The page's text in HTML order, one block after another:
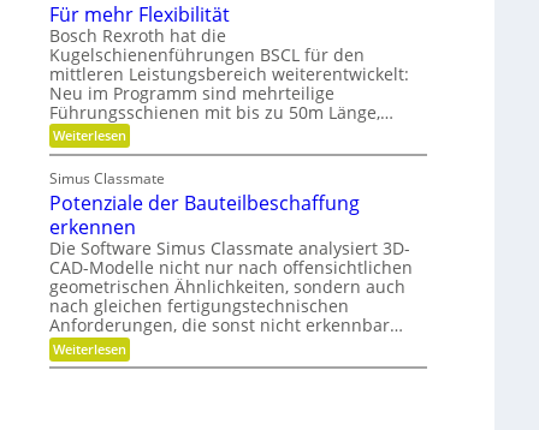
f
e
r
a
n
t
w
o
r
t
u
n
z
i
g
e
S
t
i
f
t
n
g
g
e
g
r
ü
n
d
e
t
e
x
i
b
l
e
P
l
a
e
t
e
n
g
e
t
r
i
e
b
e
Für mehr Flexibilität
Bosch Rexroth hat die
Kugelschienenführungen BSCL für den
mittleren Leistungsbereich weiterentwickelt:
Neu im Programm sind mehrteilige
Führungsschienen mit bis zu 50m Länge,…
Weiterlesen:
F
r
m
h
r
F
l
e
x
i
b
i
Simus Classmate
Potenziale der Bauteilbeschaffung
erkennen
Die Software Simus Classmate analysiert 3D-
CAD-Modelle nicht nur nach offensichtlichen
geometrischen Ähnlichkeiten, sondern auch
nach gleichen fertigungstechnischen
Anforderungen, die sonst nicht erkennbar…
Weiterlesen:
P